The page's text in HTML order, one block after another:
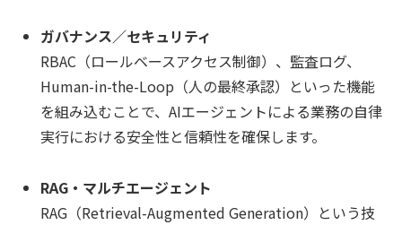
ガバナンス／セキュリティ
RBAC（ロールベースアクセス制御）、監査ログ、
Human-in-the-Loop（人の最終承認）といった機能
を組み込むことで、AIエージェントによる業務の自律
実行における安全性と信頼性を確保します。
RAG・マルチエージェント
RAG（Retrieval-Augmented Generation）という技